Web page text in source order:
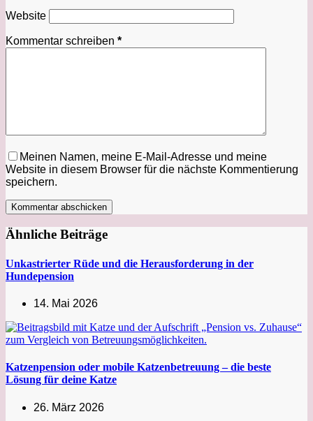
Website
Kommentar schreiben *
Meinen Namen, meine E-Mail-Adresse und meine
Website in diesem Browser für die nächste Kommentierung
speichern.
Kommentar abschicken
Ähnliche Beiträge
Unkastrierter Rüde und die Herausforderung in der
Hundepension
14. Mai 2026
Katzenpension oder mobile Katzenbetreuung – die beste
Lösung für deine Katze
26. März 2026